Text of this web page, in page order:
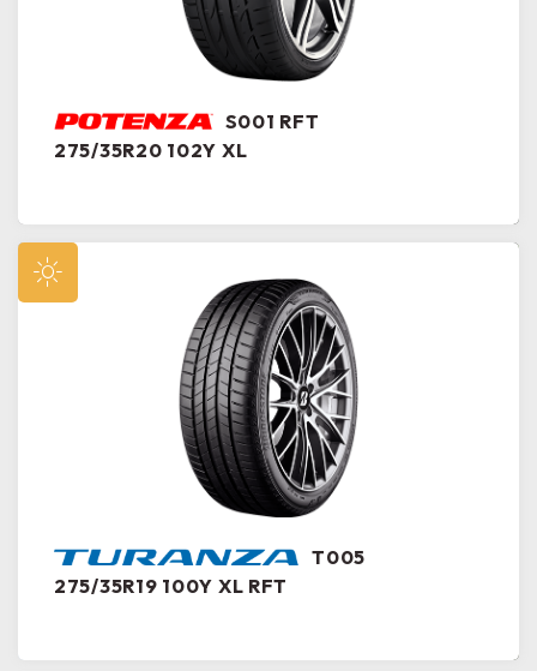
S001 RFT
275/35R20 102Y XL
T005
275/35R19 100Y XL RFT